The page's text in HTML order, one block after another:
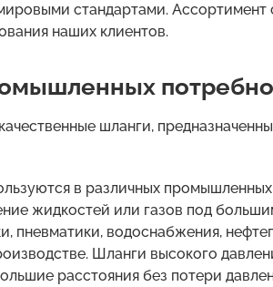
стандартами. Ассортимент
наших клиентов.
шланги,
в различных промышленных
жидкостей или газов под
пневматики, водоснабжения,
Шланги высокого
расстояния без потери